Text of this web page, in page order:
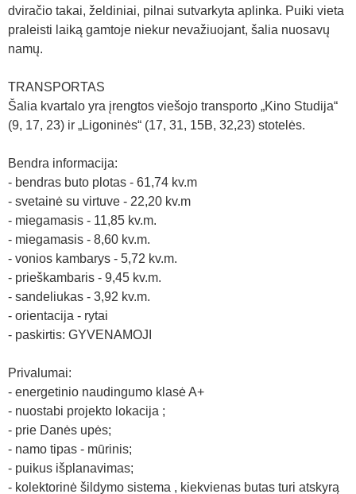
dviračio takai, želdiniai, pilnai sutvarkyta aplinka. Puiki vieta
praleisti laiką gamtoje niekur nevažiuojant, šalia nuosavų
namų.
TRANSPORTAS
Šalia kvartalo yra įrengtos viešojo transporto „Kino Studija“
(9, 17, 23) ir „Ligoninės“ (17, 31, 15B, 32,23) stotelės.
Bendra informacija:
- bendras buto plotas - 61,74 kv.m
- svetainė su virtuve - 22,20 kv.m
- miegamasis - 11,85 kv.m.
- miegamasis - 8,60 kv.m.
- vonios kambarys - 5,72 kv.m.
- prieškambaris - 9,45 kv.m.
- sandeliukas - 3,92 kv.m.
- orientacija - rytai
- paskirtis: GYVENAMOJI
Privalumai:
- energetinio naudingumo klasė A+
- nuostabi projekto lokacija ;
- prie Danės upės;
- namo tipas - mūrinis;
- puikus išplanavimas;
- kolektorinė šildymo sistema , kiekvienas butas turi atskyrą